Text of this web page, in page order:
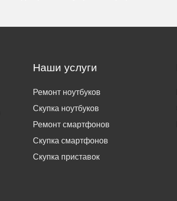
Наши услуги
Ремонт ноутбуков
Скупка ноутбуков
Ремонт смартфонов
Скупка смартфонов
Скупка приставок